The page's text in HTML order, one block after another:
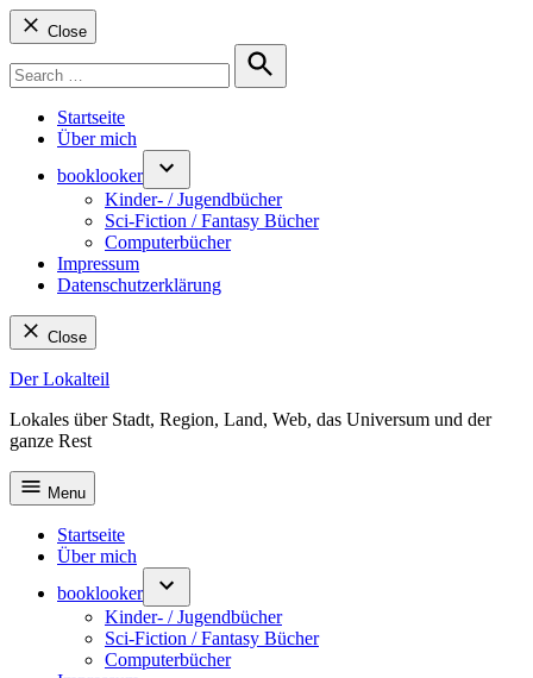
Close
for:
Search
Startseite
Über mich
booklooker
Kinder- / Jugendbücher
Sci-Fiction / Fantasy Bücher
Computerbücher
Impressum
Datenschutzerklärung
Close
Skip
content
Der Lokalteil
Lokales über Stadt, Region, Land, Web, das Universum und der
ganze Rest
Menu
Startseite
Über mich
booklooker
Kinder- / Jugendbücher
Sci-Fiction / Fantasy Bücher
Computerbücher